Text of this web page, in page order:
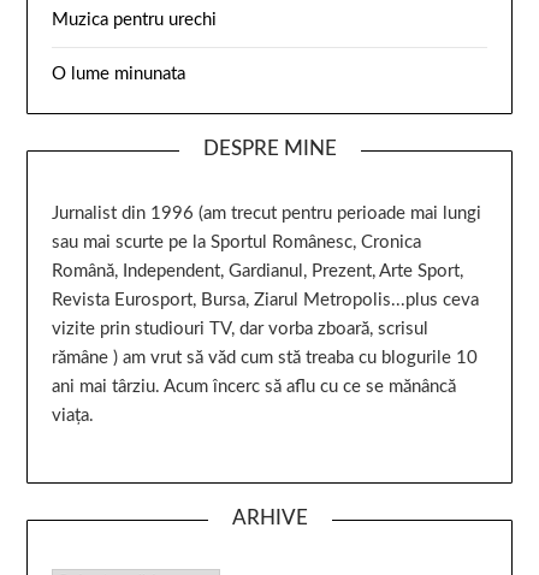
Muzica pentru urechi
O lume minunata
DESPRE MINE
Jurnalist din 1996 (am trecut pentru perioade mai lungi
sau mai scurte pe la Sportul Românesc, Cronica
Română, Independent, Gardianul, Prezent, Arte Sport,
Revista Eurosport, Bursa, Ziarul Metropolis...plus ceva
vizite prin studiouri TV, dar vorba zboară, scrisul
rămâne ) am vrut să văd cum stă treaba cu blogurile 10
ani mai târziu. Acum încerc să aflu cu ce se mănâncă
viața.
ARHIVE